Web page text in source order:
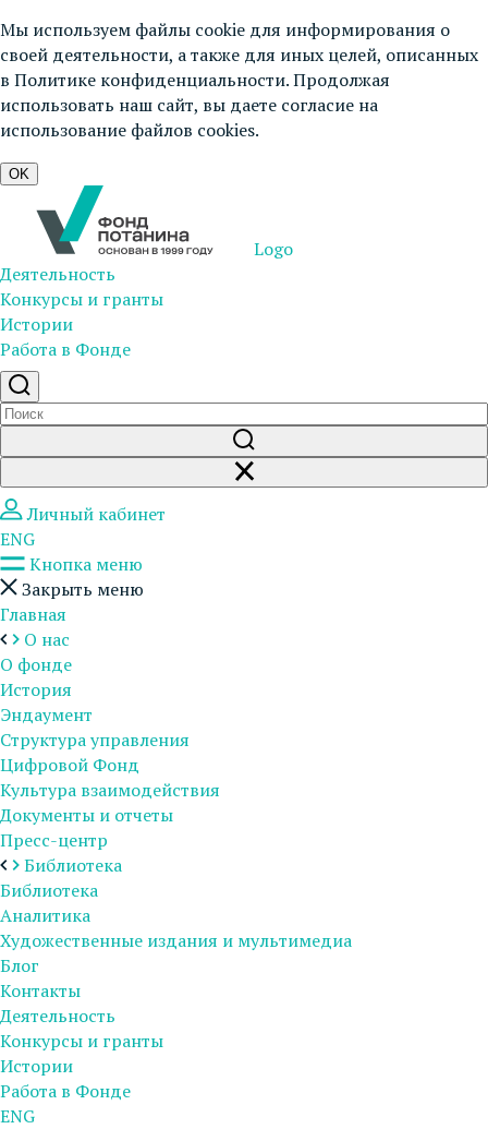
Мы используем файлы cookie для информирования о
своей деятельности, а также для иных целей, описанных
в Политике конфиденциальности. Продолжая
использовать наш сайт, вы даете согласие на
использование файлов cookies.
OK
Logo
Деятельность
Конкурсы и гранты
Истории
Работа в Фонде
Личный кабинет
ENG
Кнопка меню
Закрыть меню
Главная
О нас
О фонде
История
Эндаумент
Структура управления
Цифровой Фонд
Культура взаимодействия
Документы и отчеты
Пресс-центр
Библиотека
Библиотека
Аналитика
Художественные издания и мультимедиа
Блог
Контакты
Деятельность
Конкурсы и гранты
Истории
Работа в Фонде
ENG